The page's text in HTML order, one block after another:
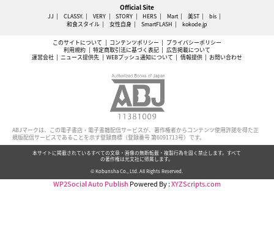
Official Site
JJ CLASSY. VERY STORY HERS Mart 美ST
bis
和食スタイル
女性自身 SmartFLASH kokode.jp
このサイトについて コンテンツポリシー
プライバシーポリシー
利用規約
特定商取引法に基づく表記
広告掲載について
運営会社
ニュース提供先 WEBプッシュ通知について 情報提供 お問い合わせ
ABJマークは、この電子書店・電子書籍配信サービスが、著作権者からコンテンツ使用許諾を得た正
規版配信サービスであることを示す登録商標（登録番号 第6091713号）です。
本サイトに掲載されているすべての文章・画像の無断転載・複製行為を固く禁止します。すべて
の著作権は光文社に帰属します。
© Kobunsha Co., Ltd. All Rights Reserved.
WP2Social Auto Publish Powered By :XYZScripts.com